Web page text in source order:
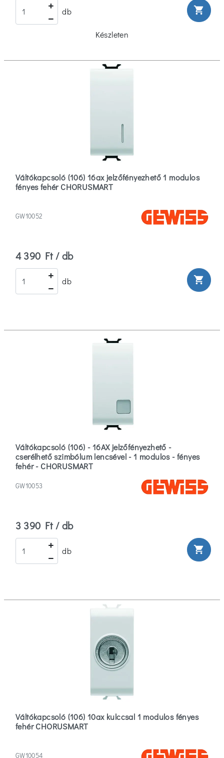
db shopping_cart
Készleten
Váltókapcsoló (106) 16ax jelzőfényezhető 1 modulos
fényes fehér CHORUSMART
GW10052
4 390 Ft / db
db shopping_cart
Váltókapcsoló (106) - 16AX jelzőfényezhető -
cserélhető szimbólum lencsével - 1 modulos - fényes
fehér - CHORUSMART
GW10053
3 390 Ft / db
db shopping_cart
Váltókapcsoló (106) 10ax kulccsal 1 modulos fényes
fehér CHORUSMART
GW10054